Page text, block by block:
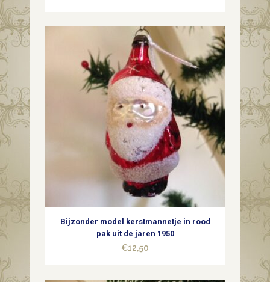
Bijzonder model kerstmannetje in rood
pak uit de jaren 1950
€12,50